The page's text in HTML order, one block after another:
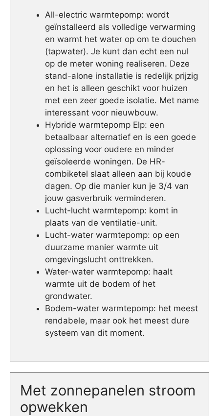
All-electric warmtepomp: wordt
geïnstalleerd als volledige verwarming
en warmt het water op om te douchen
(tapwater). Je kunt dan echt een nul
op de meter woning realiseren. Deze
stand-alone installatie is redelijk prijzig
en het is alleen geschikt voor huizen
met een zeer goede isolatie. Met name
interessant voor nieuwbouw.
Hybride warmtepomp Elp: een
betaalbaar alternatief en is een goede
oplossing voor oudere en minder
geïsoleerde woningen. De HR-
combiketel slaat alleen aan bij koude
dagen. Op die manier kun je 3/4 van
jouw gasverbruik verminderen.
Lucht-lucht warmtepomp: komt in
plaats van de ventilatie-unit.
Lucht-water warmtepomp: op een
duurzame manier warmte uit
omgevingslucht onttrekken.
Water-water warmtepomp: haalt
warmte uit de bodem of het
grondwater.
Bodem-water warmtepomp: het meest
rendabele, maar ook het meest dure
systeem van dit moment.
Met zonnepanelen stroom
opwekken